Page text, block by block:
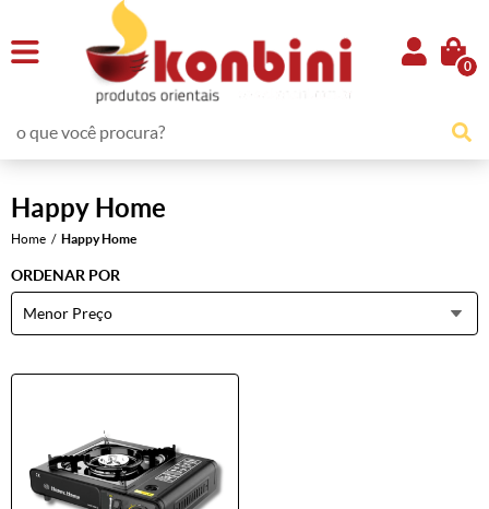
0
Happy Home
Home Happy Home
ORDENAR POR
Menor Preço